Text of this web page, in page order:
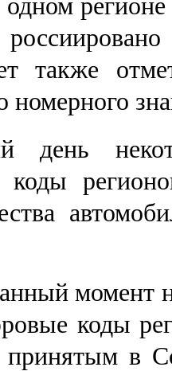
также
номерного
день
коды
момент
коды
принятым в